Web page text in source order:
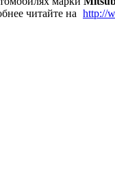
читайте на http://